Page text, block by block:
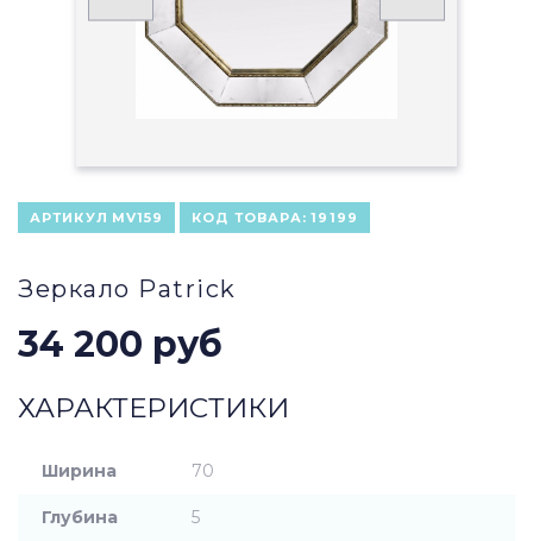
АРТИКУЛ MV159 КОД ТОВАРА: 19199
Зеркало Patrick
34 200 руб
ХАРАКТЕРИСТИКИ
Ширина 70
Глубина 5